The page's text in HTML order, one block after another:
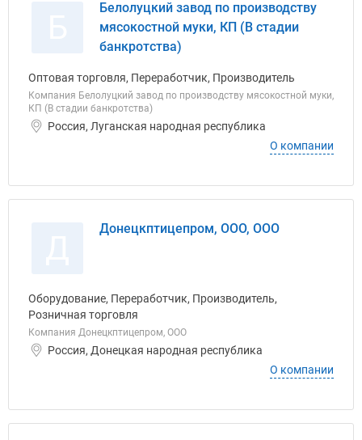
Белолуцкий завод по производству
мясокостной муки, КП (В стадии
банкротства)
Оптовая торговля, Переработчик, Производитель
Компания Белолуцкий завод по производству мясокостной муки,
КП (В стадии банкротства)
Россия, Луганская народная республика
О компании
Донецкптицепром, ООО, ООО
Оборудование, Переработчик, Производитель,
Розничная торговля
Компания Донецкптицепром, ООО
Россия, Донецкая народная республика
О компании